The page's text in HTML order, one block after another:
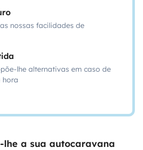
nossas facilidades de
lhe alternativas em caso de
hora
lhe a sua autocaravana